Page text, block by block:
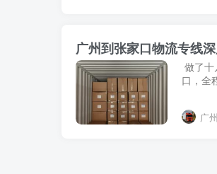
广州到张家口物流专线
做了十
口，全
广